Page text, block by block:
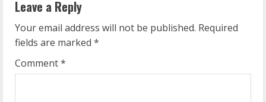
e
R
e
Leave a Reply
Your email address will not be published. Required
fields are marked *
Comment*